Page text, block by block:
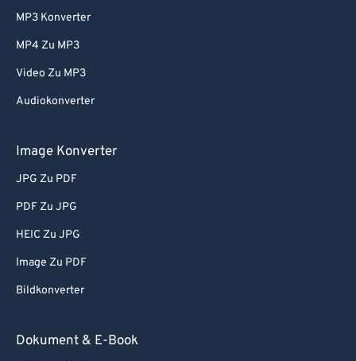
MP3 Konverter
MP4 Zu MP3
Video Zu MP3
Audiokonverter
Image Konverter
JPG Zu PDF
PDF Zu JPG
HEIC Zu JPG
Image Zu PDF
Bildkonverter
Dokument & E-Book